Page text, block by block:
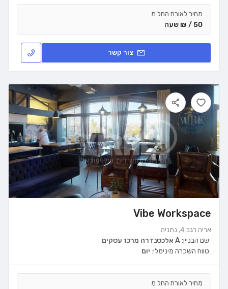
מחיר לאורח החל מ
50 / ₪ שעה
צור קשר
Vibe Workspace
אריה רגב 4, נתניה
שם הבניין:A אלכסנדרה מרכז עסקים
טווח השכרה מינימלי: יום
מחיר לאורח החל מ